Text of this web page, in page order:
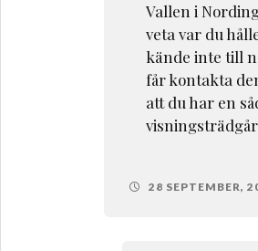
Vallen i
veta var du
kände inte till
får kontakta
att du har en
28 SEPTEMBER,